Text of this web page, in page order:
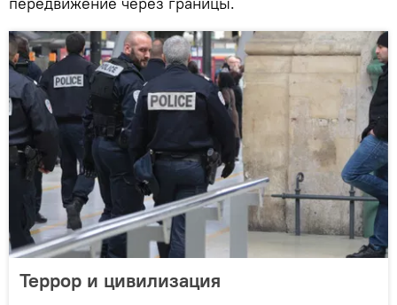
Террор и цивилизация